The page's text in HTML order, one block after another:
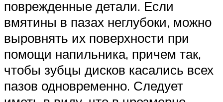
поврежденные детали. Если
вмятины в пазах неглубоки, можно
выровнять их поверхности при
помощи напильника, причем так,
чтобы зубцы дисков касались всех
пазов одновременно. Следует